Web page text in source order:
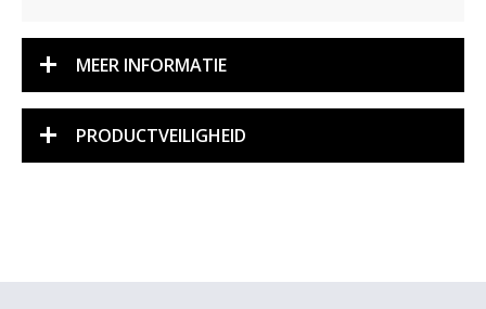
MEER INFORMATIE
PRODUCTVEILIGHEID